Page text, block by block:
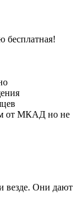
бесплатная!
от МКАД но не
везде. Они дают